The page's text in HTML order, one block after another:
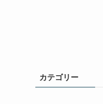
カテゴリー